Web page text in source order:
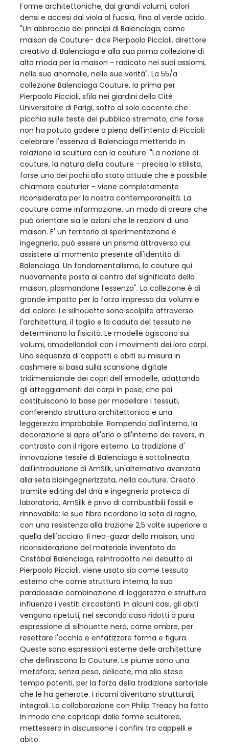
Forme architettoniche, dai grandi volumi, colori
densi e accesi dal viola al fucsia, fino al verde acido.
"Un abbraccio dei principi di Balenciaga, come
maison de Couture- dice Pierpaolo Piccioli, direttore
creativo di Balenciaga e alla sua prima collezione di
alta moda per la maison - radicato nei suoi assiomi,
nelle sue anomalie, nelle sue verità". La 55/a
collezione Balenciaga Couture, la prima per
Pierpaolo Piccioli, sfila nei giardini della Cité
Universitaire di Parigi, sotto al sole cocente che
picchia sulle teste del pubblico stremato, che forse
non ha potuto godere a pieno dell'intento di Piccioli:
celebrare l'essenza di Balenciaga mettendo in
relazione la scultura con la couture. "La nozione di
couture, la natura della couture - precisa lo stilista,
forse uno dei pochi allo stato attuale che è possibile
chiamare couturier - viene completamente
riconsiderata per la nostra contemporaneità. La
couture come informazione, un modo di creare che
può orientare sia le azioni che le reazioni di una
maison. E' un territorio di sperimentazione e
ingegneria, può essere un prisma attraverso cui
assistere al momento presente all'identità di
Balenciaga. Un fondamentalismo, la couture qui
nuovamente posta al centro del significato della
maison, plasmandone l'essenza". La collezione è di
grande impatto per la forza impressa dai volumi e
dal colore. Le silhouette sono scolpite attraverso
l'architettura, il taglio e la caduta del tessuto ne
determinano la fisicità. Le modelle agiscono sui
volumi, rimodellandoli con i movimenti dei loro corpi.
Una sequenza di cappotti e abiti su misura in
cashmere si basa sulla scansione digitale
tridimensionale dei copri dell emodelle, adattando
gli atteggiamenti dei corpi in pose, che poi
costituiscono la base per modellare i tessuti,
conferendo struttura architettonica e una
leggerezza improbabile. Rompendo dall'interno, la
decorazione si apre all'orlo o all'interno dei revers, in
contrasto con il rigore esterno. La tradizione d'
innovazione tessile di Balenciaga è sottolineata
dall'introduzione di AmSilk, un'alternativa avanzata
alla seta bioingegnerizzata, nella couture. Creato
tramite editing del dna e ingegneria proteica di
laboratorio, AmSilk è privo di combustibili fossili e
rinnovabile: le sue fibre ricordano la seta di ragno,
con una resistenza alla trazione 2,5 volte superiore a
quella dell'acciaio. Il neo-gazar della maison, una
riconsiderazione del materiale inventato da
Cristóbal Balenciaga, reintrodotto nel debutto di
Pierpaolo Piccioli, viene usato sia come tessuto
esterno che come struttura interna, la sua
paradossale combinazione di leggerezza e struttura
influenza i vestiti circostanti. In alcuni casi, gli abiti
vengono ripetuti, nel secondo caso ridotti a pura
espressione di silhouette nera, come ombre, per
resettare l'occhio e enfatizzare forma e figura.
Queste sono espressioni esterne delle architetture
che definiscono la Couture. Le piume sono una
metafora, senza peso, delicate, ma allo steso
tempo potenti, per la forza della tradizione sartoriale
che le ha generate. I ricami diventano strutturali,
integrali. La collaborazione con Philip Treacy ha fatto
in modo che copricapi dalle forme scultoree,
mettessero in discussione i confini tra cappelli e
abito.